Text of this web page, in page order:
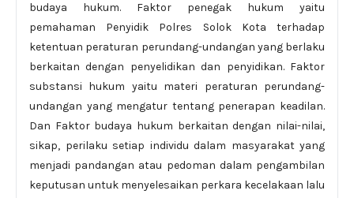
budaya hukum. Faktor penegak hukum yaitu
pemahaman Penyidik Polres Solok Kota terhadap
ketentuan peraturan perundang-undangan yang berlaku
berkaitan dengan penyelidikan dan penyidikan. Faktor
substansi hukum yaitu materi peraturan perundang-
undangan yang mengatur tentang penerapan keadilan.
Dan Faktor budaya hukum berkaitan dengan nilai-nilai,
sikap, perilaku setiap individu dalam masyarakat yang
menjadi pandangan atau pedoman dalam pengambilan
keputusan untuk menyelesaikan perkara kecelakaan lalu